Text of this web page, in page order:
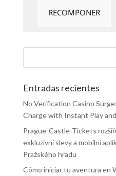
Entradas recientes
No Verification Casino
Charge with Instant Play
Prague-Castle-Tickets
exkluzivní slevy a mobilní
Pražského hradu
Cómo iniciar tu aventura en